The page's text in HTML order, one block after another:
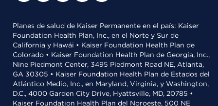
Planes de salud de Kaiser Permanente en el país: Kaiser
Foundation Health Plan, Inc., en el Norte y Sur de
California y Hawái • Kaiser Foundation Health Plan de
Colorado • Kaiser Foundation Health Plan de Georgia, Inc.,
Nine Piedmont Center, 3495 Piedmont Road NE, Atlanta,
GA 30305 • Kaiser Foundation Health Plan de Estados del
Atlántico Medio, Inc., en Maryland, Virginia, y Washington,
D.C., 4000 Garden City Drive, Hyattsville, MD, 20785 •
Kaiser Foundation Health Plan del Noroeste, 500 NE